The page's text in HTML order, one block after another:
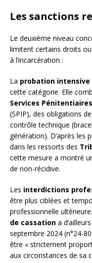
Les sanctions
Le deuxième niveau
limitent certains droits
à l’incarcération :
La probation intensive
cette catégorie. Elle
Services
(SPIP), des obligations
contrôle technique
génération). D’après les
dans les ressorts des
cette mesure a montré
de non-récidive.
Les interdictions
être plus ciblées et
professionnelle
de cassation a
septembre 2024 (n°24-
être « strictement
aux circonstances de sa